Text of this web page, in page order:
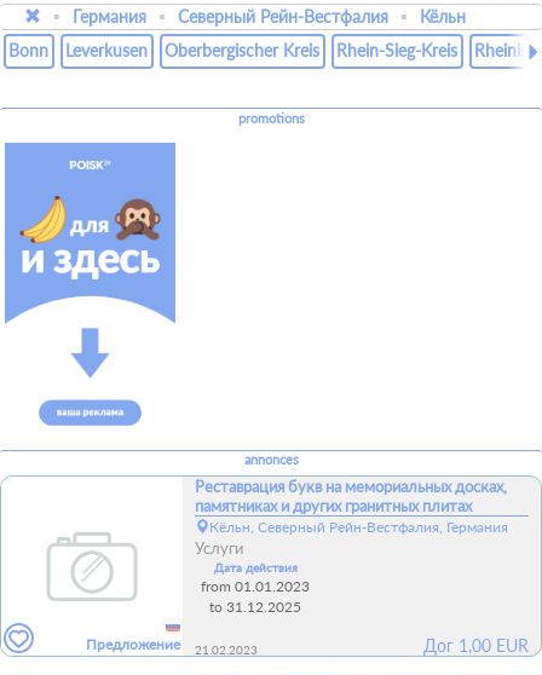
Германия Северный Рейн-Вестфалия
Кёльн
Bonn
Leverkusen Oberbergischer Kreis Rhein-Sieg-Kreis
promotions
annonces
Предложение
Реставрация букв на мемориальных досках,
памятниках и других гранитных плитах
Кёльн, Северный Рейн-Вестфалия, Германия
Услуги
Дата действия
from 01.01.2023
to 31.12.2025
21.02.2023 Дог 1,00 EUR